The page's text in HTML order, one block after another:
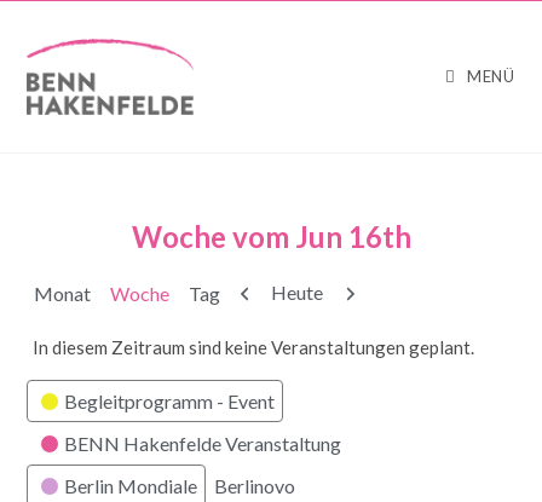
MENÜ
Woche vom Jun 16th
Monat Woche Tag Zurück
Heute Weiter
In diesem Zeitraum sind keine Veranstaltungen geplant.
Kategorien
Begleitprogramm - Event
BENN Hakenfelde Veranstaltung
Berlin Mondiale
Berlinovo